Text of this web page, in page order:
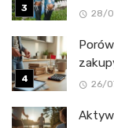
28/
26/